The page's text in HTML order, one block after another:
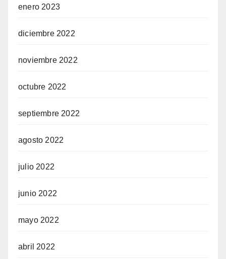
enero 2023
diciembre 2022
noviembre 2022
octubre 2022
septiembre 2022
agosto 2022
julio 2022
junio 2022
mayo 2022
abril 2022